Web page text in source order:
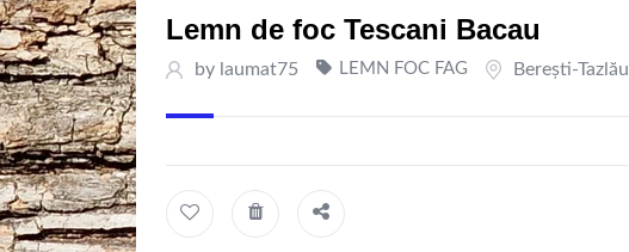
Lemn de foc Tescani Bacau
by laumat75 LEMN FOC FAG Berești-Tazlău